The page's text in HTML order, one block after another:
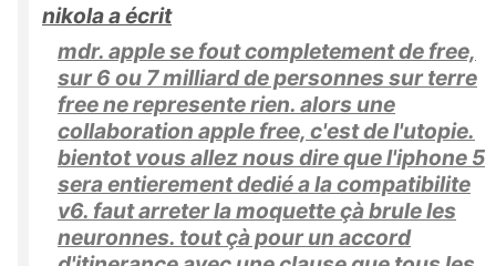
nikola a écrit
mdr. apple se fout completement de free,
sur 6 ou 7 milliard de personnes sur terre
free ne represente rien. alors une
collaboration apple free, c'est de l'utopie.
bientot vous allez nous dire que l'iphone 5
sera entierement dedié a la compatibilite
v6. faut arreter la moquette çà brule les
neuronnes. tout çà pour un accord